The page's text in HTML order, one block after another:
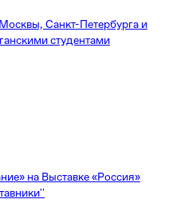
Санкт-Петербурга и
студентами
на Выставке «Россия»